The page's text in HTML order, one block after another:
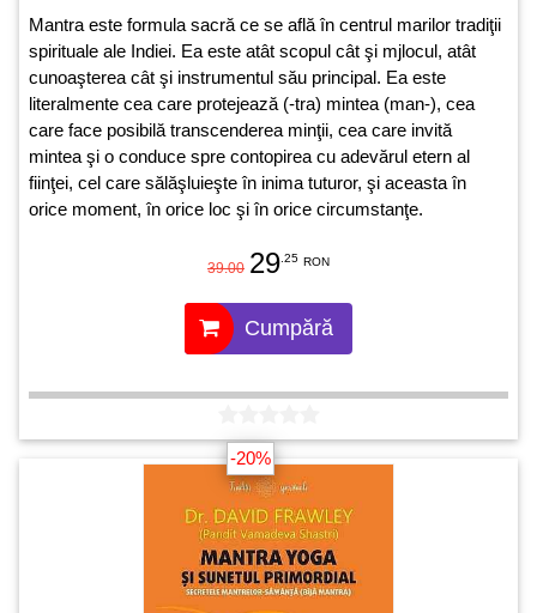
Mantra este formula sacră ce se află în centrul marilor tradiţii
spirituale ale Indiei. Ea este atât scopul cât şi mjlocul, atât
cunoaşterea cât şi instrumentul său principal. Ea este
literalmente cea care protejează (-tra) mintea (man-), cea
care face posibilă transcenderea minţii, cea care invită
mintea şi o conduce spre contopirea cu adevărul etern al
fiinţei, cel care sălăşluieşte în inima tuturor, şi aceasta în
orice moment, în orice loc şi în orice circumstanţe.
39.00 29 .25 RON
Cumpără
-20%